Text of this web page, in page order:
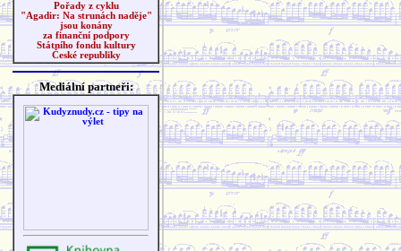
Pořady z cyklu
"Agadir: Na strunách naděje"
jsou konány
za finanční podpory
Státního fondu kultury
České republiky
Mediální partneři: